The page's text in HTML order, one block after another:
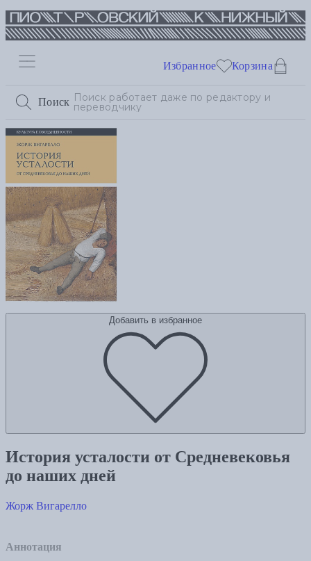
Поиск
Избранное Корзина
Добавить в избранное
История усталости от Средневековья
до наших дней
Жорж Вигарелло
Аннотация